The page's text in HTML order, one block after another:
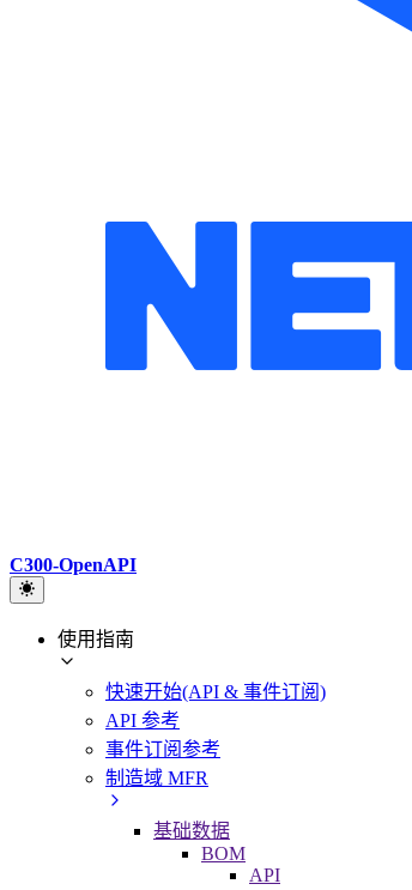
C300-OpenAPI
使用指南
快速开始(API & 事件订阅)
API 参考
事件订阅参考
制造域 MFR
基础数据
BOM
API